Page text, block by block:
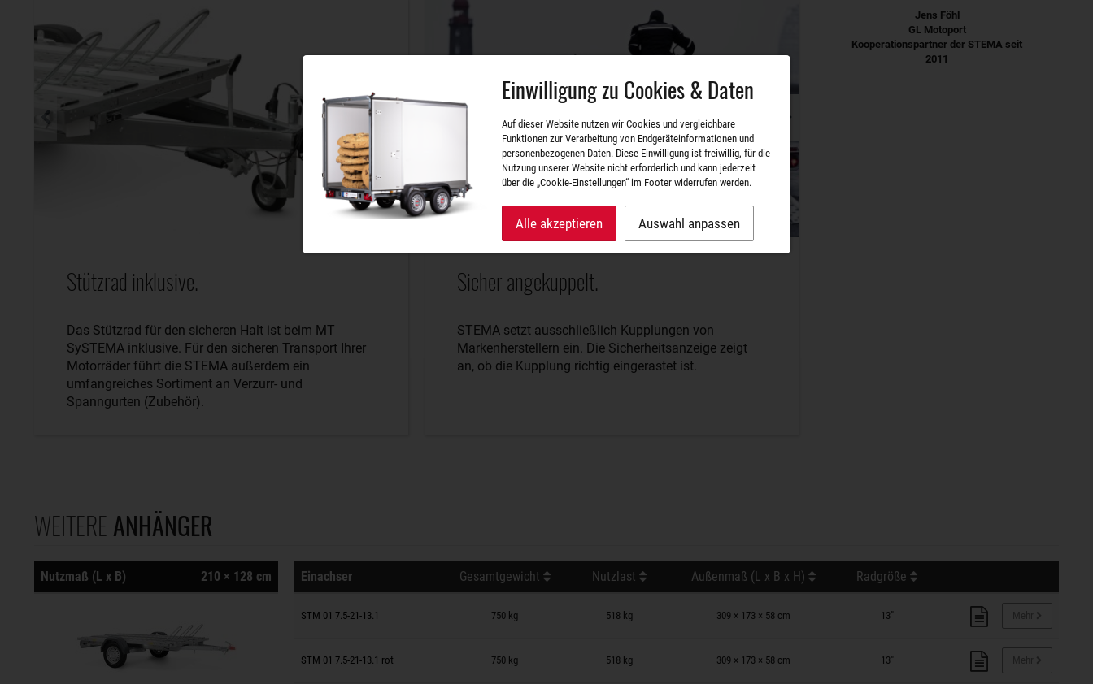
Stützrad inklusive.
Das Stützrad für den sicheren Halt ist beim MT
SySTEMA inklusive. Für den sicheren Transport Ihrer
Motorräder führt die STEMA außerdem ein
umfangreiches Sortiment an Verzurr- und
Spanngurten (Zubehör).
Sicher angekuppelt.
STEMA setzt ausschließlich Kupplungen von
Markenherstellern ein. Die Sicherheitsanzeige zeigt
an, ob die Kupplung richtig eingerastet ist.
Jens Föhl
GL Motoport
Kooperationspartner der STEMA seit
2011
WEITERE ANHÄNGER
Nutzmaß (L x B) 210 × 128 cm Einachser Gesamtgewicht Nutzlast Außenmaß (L x B x H) Radgröße
STM 01 7.5-21-13.1 750 kg 518 kg 309 × 173 × 58 cm 13"
Anhänger auf Merkzettel
STM 01 7.5-21-13.1 rot 750 kg 518 kg 309 × 173 × 58 cm 13"
Anhänger auf Merkzettel
Einwilligung zu Cookies & Daten
Auf dieser Website nutzen wir Cookies und vergleichbare
Funktionen zur Verarbeitung von Endgeräteinformationen und
personenbezogenen Daten. Diese Einwilligung ist freiwillig, für die
Nutzung unserer Website nicht erforderlich und kann jederzeit
über die „Cookie-Einstellungen“ im Footer widerrufen werden.
Alle akzeptieren Auswahl anpassen